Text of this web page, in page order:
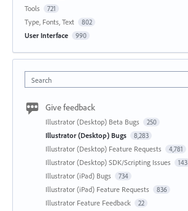
Tools 721
Type, Fonts, Text 802
User Interface 990
Search
Give feedback
Illustrator (Desktop) Beta Bugs 250
Illustrator (Desktop) Bugs 8,283
Illustrator (Desktop) Feature Requests 4,781
Illustrator (Desktop) SDK/Scripting Issues 143
Illustrator (iPad) Bugs 734
Illustrator (iPad) Feature Requests 836
Illustrator Feature Feedback 22